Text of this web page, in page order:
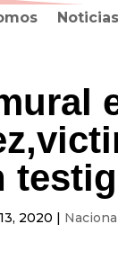
Noticias
2020 |